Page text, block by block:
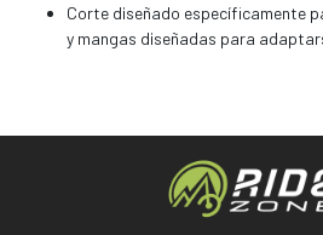
Corte diseñado específicamente
y mangas diseñadas para